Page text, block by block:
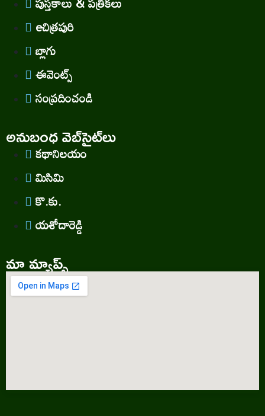
eచిత్రపురి
బ్లాగు
ఈవెంట్స్
సంప్రదించండి
అనుబంధ వెబ్‌సైట్‌లు
కథానిలయం
మిసిమి
కొ.కు.
యశోదారెడ్డి
మా మ్యాప్స్